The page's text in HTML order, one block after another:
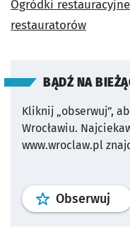
Ogródki
restauratorów
BĄDŹ NA
Kliknij „obserwuj”,
Wrocławiu.
www.wroclaw.pl
Obserwuj